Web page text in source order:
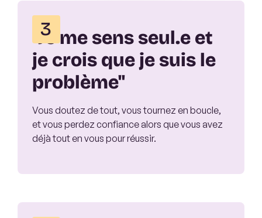
3
"Je me sens seul.e et
je crois que je suis le
problème"
Vous doutez de tout, vous tournez en boucle,
et vous perdez confiance alors que vous avez
déjà tout en vous pour réussir.